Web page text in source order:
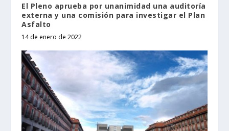
El Pleno aprueba por unanimidad una auditoría
externa y una comisión para investigar el Plan
Asfalto
14 de enero de 2022